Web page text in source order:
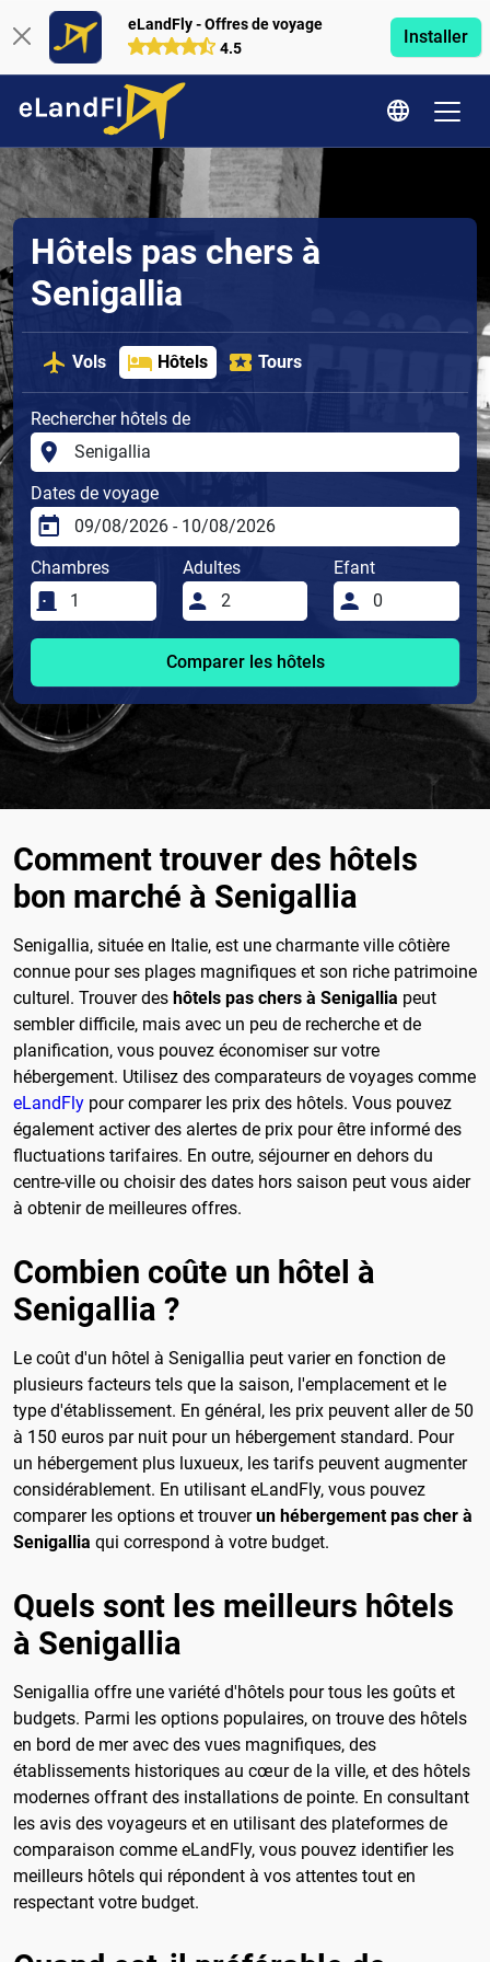
eLandFly - Offres de voyage
4.5
Installer
Hôtels pas chers à
Senigallia
Vols Hôtels Tours
Rechercher hôtels de
Dates de voyage
Chambres Adultes Efant
Comparer les hôtels
Comment trouver des hôtels
bon marché à Senigallia
Senigallia, située en Italie, est une charmante ville côtière
connue pour ses plages magnifiques et son riche patrimoine
culturel. Trouver des hôtels pas chers à Senigallia peut
sembler difficile, mais avec un peu de recherche et de
planification, vous pouvez économiser sur votre
hébergement. Utilisez des comparateurs de voyages comme
eLandFly pour comparer les prix des hôtels. Vous pouvez
également activer des alertes de prix pour être informé des
fluctuations tarifaires. En outre, séjourner en dehors du
centre-ville ou choisir des dates hors saison peut vous aider
à obtenir de meilleures offres.
Combien coûte un hôtel à
Senigallia ?
Le coût d'un hôtel à Senigallia peut varier en fonction de
plusieurs facteurs tels que la saison, l'emplacement et le
type d'établissement. En général, les prix peuvent aller de 50
à 150 euros par nuit pour un hébergement standard. Pour
un hébergement plus luxueux, les tarifs peuvent augmenter
considérablement. En utilisant eLandFly, vous pouvez
comparer les options et trouverun hébergement pas cher à
Senigallia qui correspond à votre budget.
Quels sont les meilleurs hôtels
à Senigallia
Senigallia offre une variété d'hôtels pour tous les goûts et
budgets. Parmi les options populaires, on trouve des hôtels
en bord de mer avec des vues magnifiques, des
établissements historiques au cœur de la ville, et des hôtels
modernes offrant des installations de pointe. En consultant
les avis des voyageurs et en utilisant des plateformes de
comparaison comme eLandFly, vous pouvez identifier les
meilleurs hôtels qui répondent à vos attentes tout en
respectant votre budget.